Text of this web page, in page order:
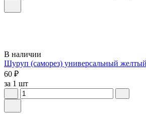
В наличии
Шуруп (саморез) универсальный
60 ₽
за 1 шт